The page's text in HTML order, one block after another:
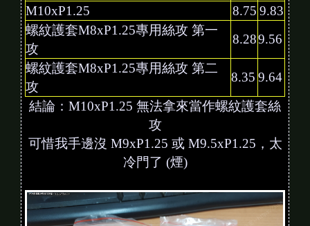
M10xP1.25
8.75 9.83
螺紋護套M8xP1.25專用絲攻 第一
攻
8.289.56
螺紋護套M8xP1.25專用絲攻 第二
攻
8.35 9.64
結論：M10xP1.25 無法拿來當作螺紋護套絲
攻
可惜我手邊沒 M9xP1.25 或 M9.5xP1.25，太
冷門了 (煙)